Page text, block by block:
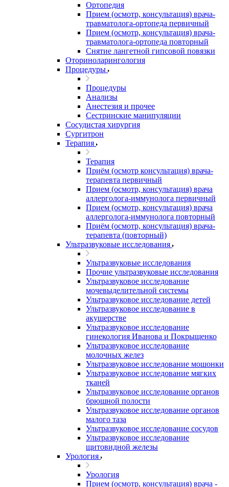
Ортопедия
Прием (осмотр, консультация) врача-
травматолога-ортопеда первичный
Прием (осмотр, консультация) врача-
травматолога-ортопеда повторный
Снятие лангетной гипсовой повязки
Оториноларингология
Процедуры
Процедуры
Анализы
Анестезия и прочее
Сестринские манипуляции
Сосудистая хирургия
Сургитрон
Терапия
Терапия
Приём (осмотр консультация) врача-
терапевта первичный
Прием (осмотр, консультация) врача
аллерголога-иммунолога первичный
Прием (осмотр, консультация) врача
аллерголога-иммунолога повторный
Приём (осмотр, консультация) врача-
терапевта (повторный)
Ультразвуковые исследования
Ультразвуковые исследования
Прочие ультразвуковые исследования
Ультразвуковое исследование
мочевыделительной системы
Ультразвуковое исследование детей
Ультразвуковое исследование в
акушерстве
Ультразвуковое исследование
гинекология Иванова и Покрыщенко
Ультразвуковое исследование
молочных желез
Ультразвуковое исследование мошонки
Ультразвуковое исследование мягких
тканей
Ультразвуковое исследование органов
брюшной полости
Ультразвуковое исследование органов
малого таза
Ультразвуковое исследование сосудов
Ультразвуковое исследование
щитовидной железы
Урология
Урология
Прием (осмотр, консультация) врача -